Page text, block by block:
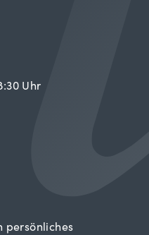
Uhr
persönliches